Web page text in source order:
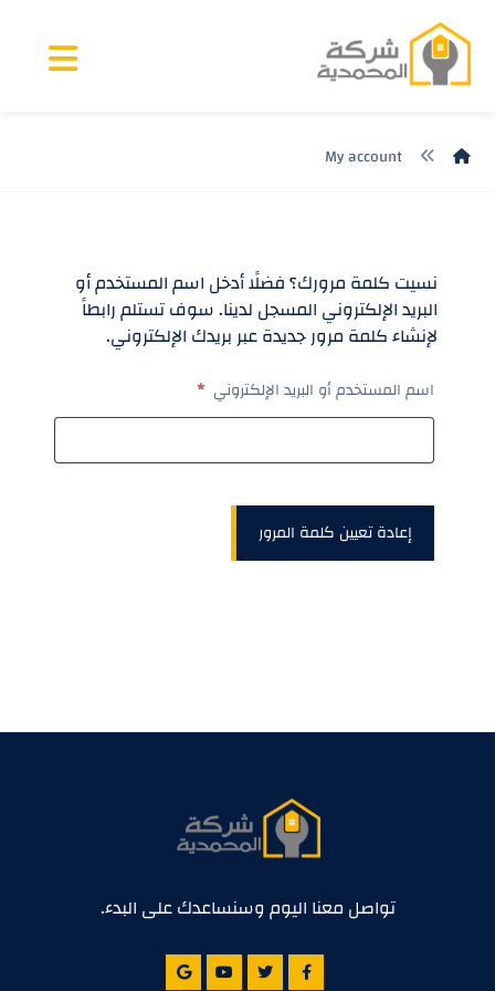
My account
نسيت كلمة مرورك؟ فضلًا أدخل اسم المستخدم أو
البريد الإلكتروني المسجل لدينا. سوف تستلم رابطاً
لإنشاء كلمة مرور جديدة عبر بريدك الإلكتروني.
اسم المستخدم أو البريد الإلكتروني*
إعادة تعيين كلمة المرور
تواصل معنا اليوم وسنساعدك على البدء.